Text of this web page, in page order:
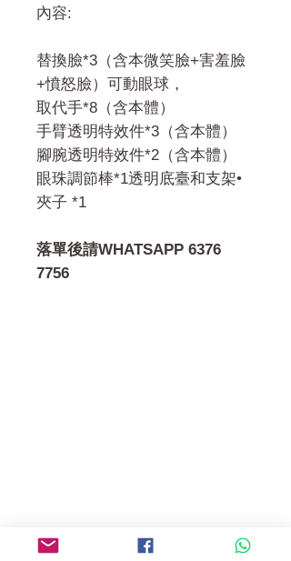
內容:
替換臉*3（含本微笑臉+害羞臉
+憤怒臉）可動眼球，
取代手*8（含本體）
手臂透明特效件*3（含本體）
腳腕透明特效件*2（含本體）
眼珠調節棒*1透明底臺和支架•
夾子 *1
落單後請WHATSAPP 6376
7756
275A, 2/F, Ins Point